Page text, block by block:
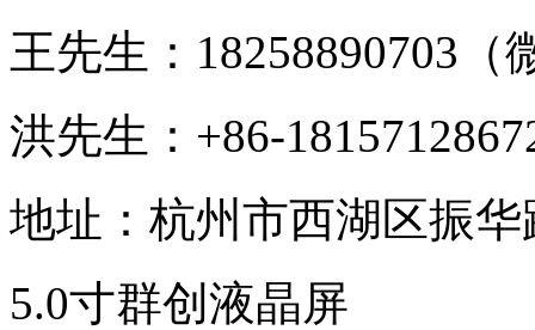
王先生： 18258890703（
洪先生： +86-
地址： 杭州市西湖区振华
5.0寸群创液晶屏